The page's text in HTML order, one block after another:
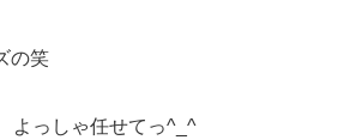
の笑
っしゃ任せてっ^_^